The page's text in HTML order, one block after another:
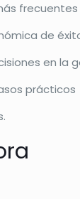
de
en la
prácticos